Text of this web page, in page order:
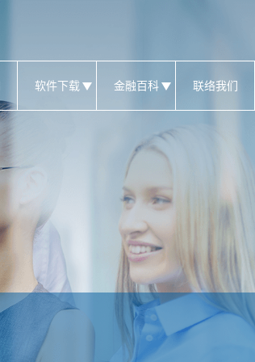
软件下载 金融百科 联络我们